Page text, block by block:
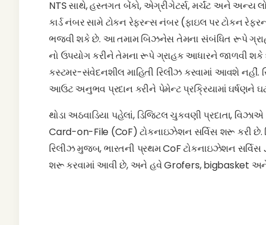
NTS સાથે, હસ્તગત બેંકો, એગ્રીગેટર્સ, મર્ચંટ અને અન્ય
કાર્ડ નંબર સામે ટોકન રેફરન્સ નંબર (ફાઇલ પર ટોકન
ભજવી શકે છે. આ તમામ બિઝનેસ તેમના સંબંધિત રૂપે
નો ઉપયોગ કરીને તેમના રૂપે ગ્રાહક આધારને જાળવી
કસ્ટમર-સંવેદનશીલ માહિતી રિલીઝ કરવામાં આવશે નહીં.
આઉટ અનુભવ પ્રદાન કરીને પેમેન્ટ પ્રક્રિયામાં ઘર્ષણને
થોડા અઠવાડિયા પહેલાં, ડિજિટલ ચુકવણી પ્રદાતા,
Card-on-File (CoF) ટોકનાઇઝેશન સર્વિસ શરૂ કરી છે.
રિલીઝ મુજબ, ભારતની પ્રથમ CoF ટોકનાઇઝેશન
શરૂ કરવામાં આવી છે, અને હવે Grofers, bigbasket અને